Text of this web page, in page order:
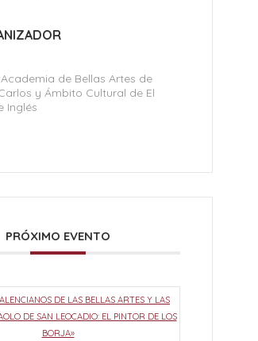
de Bellas Artes de
y Ámbito Cultural de El
Inglés
PRÓXIMO EVENTO
DE LAS BELLAS ARTES Y LAS
DE SAN LEOCADIO: EL PINTOR DE LOS
BORJA»